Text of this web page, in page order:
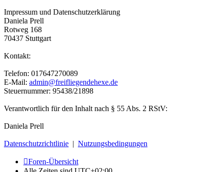
Impressum und Datenschutzerklärung
Daniela Prell
Rotweg 168
70437 Stuttgart
Kontakt:
Telefon: 017647270089
E-Mail: admin@freifliegendehexe.de
Steuernummer: 95438/21898
Verantwortlich für den Inhalt nach § 55 Abs. 2 RStV:
Daniela Prell
Datenschutzrichtlinie Nutzungsbedingungen
Foren-Übersicht